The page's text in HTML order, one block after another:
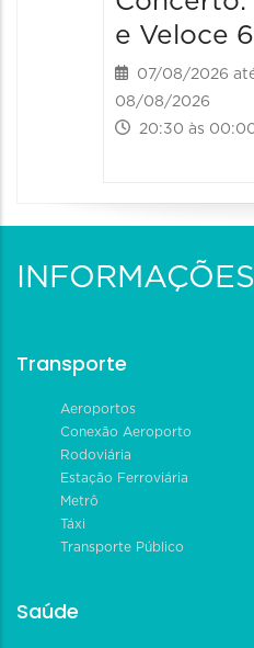
e Veloce 6
07/08/2026
08/08/2026
20:30 às
Transporte
Aeroportos
Conexão Aeroporto
Rodoviária
Estação Ferroviária
Metrô
Táxi
Transporte Público
Saúde